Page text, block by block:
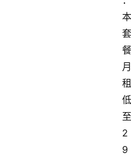
本
套
餐
月
租
低
至
2
9